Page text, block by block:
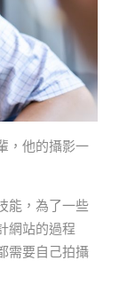
，他的攝影一
能，為了一些
網站的過程
需要自己拍攝